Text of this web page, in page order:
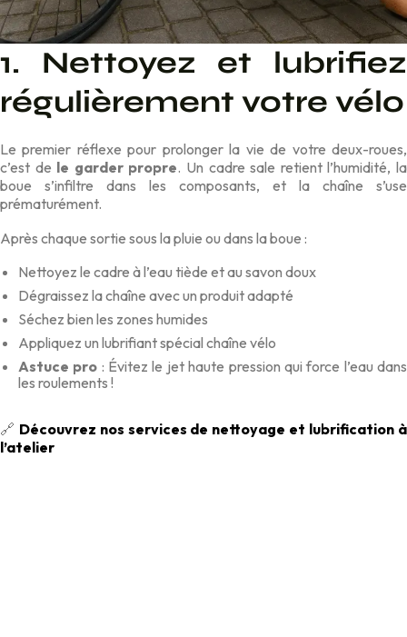
1. Nettoyez et lubrifiez
régulièrement votre vélo
Le premier réflexe pour prolonger la vie de votre deux-roues,
c’est de le garder propre. Un cadre sale retient l’humidité, la
boue s’infiltre dans les composants, et la chaîne s’use
prématurément.
Après chaque sortie sous la pluie ou dans la boue :
Nettoyez le cadre à l’eau tiède et au savon doux
Dégraissez la chaîne avec un produit adapté
Séchez bien les zones humides
Appliquez un lubrifiant spécial chaîne vélo
Astuce pro : Évitez le jet haute pression qui force l’eau dans
les roulements !
🔗 Découvrez nos services de nettoyage et lubrification à
l’atelier